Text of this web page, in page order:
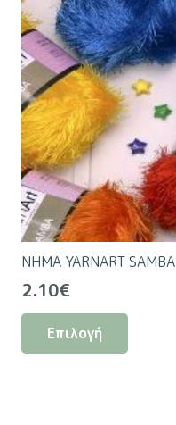
ΝΗΜΑ YARNART SAMBA
2.10€
Επιλογή